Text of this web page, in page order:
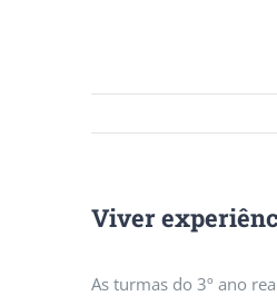
Viver
As turmas do 3º ano